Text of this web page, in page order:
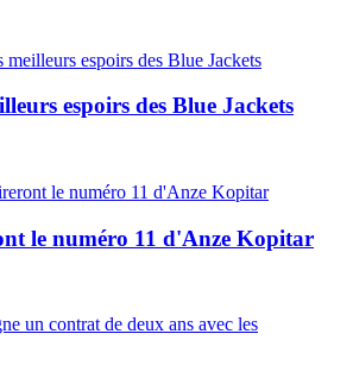
espoirs des Blue Jackets
le numéro 11 d'Anze Kopitar